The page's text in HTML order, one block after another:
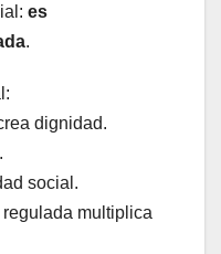
es
.
dignidad.
social.
multiplica